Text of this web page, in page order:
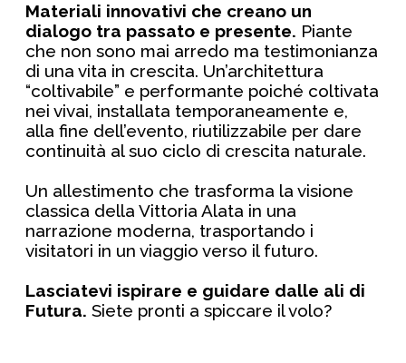
Materiali innovativi che creano un
dialogo tra passato e presente. Piante
che non sono mai arredo ma testimonianza
di una vita in crescita. Un’architettura
“coltivabile” e performante poiché coltivata
nei vivai, installata temporaneamente e,
alla fine dell’evento, riutilizzabile per dare
continuità al suo ciclo di crescita naturale.
Un allestimento che trasforma la visione
classica della Vittoria Alata in una
narrazione moderna, trasportando i
visitatori in un viaggio verso il futuro.
Lasciatevi ispirare e guidare dalle ali di
Futura. Siete pronti a spiccare il volo?